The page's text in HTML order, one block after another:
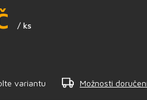
/ ks
variantu Možnosti